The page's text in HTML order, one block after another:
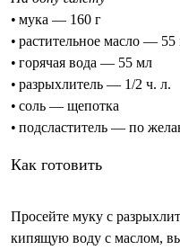
• мука — 160 г
• растительное масло — 55
• горячая вода — 55 мл
• разрыхлитель — 1/2 ч. л.
• соль — щепотка
• подсластитель — по
Как готовить
Просейте муку с
кипящую воду с маслом,